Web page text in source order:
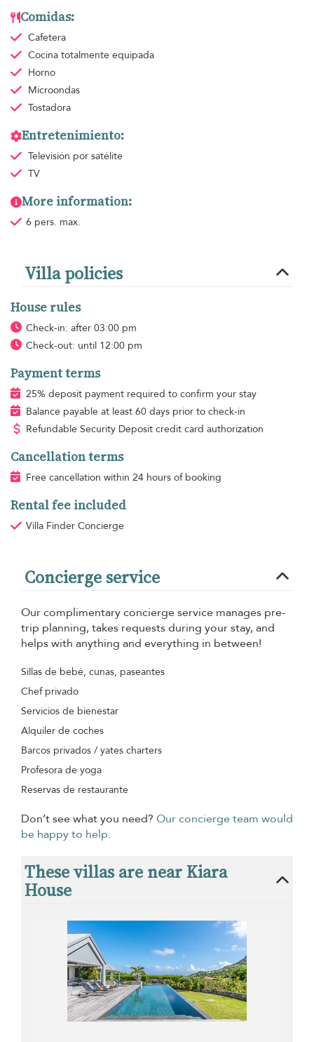
Comidas:
Cafetera
Cocina totalmente equipada
Horno
Microondas
Tostadora
Entretenimiento:
Televisión por satélite
TV
More information:
6 pers. max.
Villa policies
House rules
Check-in: after 03:00 pm
Check-out: until 12:00 pm
Payment terms
25% deposit payment required to confirm your stay
Balance payable at least 60 days prior to check-in
Refundable Security Deposit credit card authorization
Cancellation terms
Free cancellation within 24 hours of booking
Rental fee included
Villa Finder Concierge
Concierge service
Our complimentary concierge service manages pre-
trip planning, takes requests during your stay, and
helps with anything and everything in between!
Sillas de bebé, cunas, paseantes
Chef privado
Servicios de bienestar
Alquiler de coches
Barcos privados / yates charters
Profesora de yoga
Reservas de restaurante
Don’t see what you need? Our concierge team would
be happy to help.
These villas are near Kiara
House